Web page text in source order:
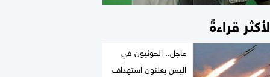
قراءةً
عاجل.. الحوثيون في
اليمن يعلنون استهداف